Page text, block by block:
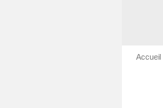
Accueil